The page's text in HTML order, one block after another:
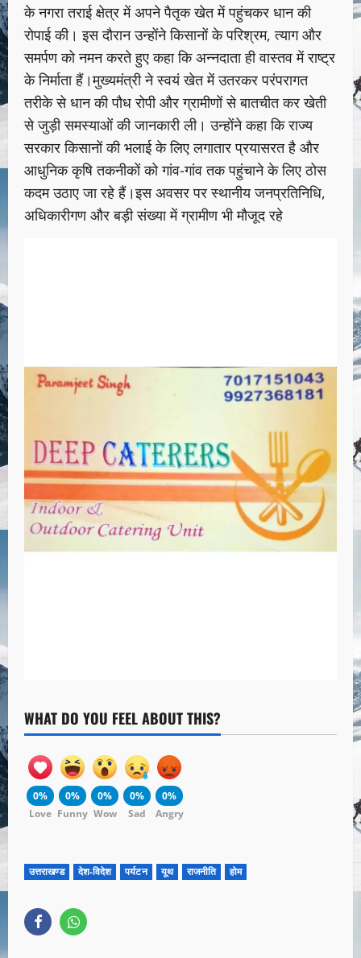
के नगरा तराई क्षेत्र में अपने पैतृक खेत में पहुंचकर धान की
रोपाई की। इस दौरान उन्होंने किसानों के परिश्रम, त्याग और
समर्पण को नमन करते हुए कहा कि अन्नदाता ही वास्तव में राष्ट्र
के निर्माता हैं।मुख्यमंत्री ने स्वयं खेत में उतरकर परंपरागत
तरीके से धान की पौध रोपी और ग्रामीणों से बातचीत कर खेती
से जुड़ी समस्याओं की जानकारी ली। उन्होंने कहा कि राज्य
सरकार किसानों की भलाई के लिए लगातार प्रयासरत है और
आधुनिक कृषि तकनीकों को गांव-गांव तक पहुंचाने के लिए ठोस
कदम उठाए जा रहे हैं।इस अवसर पर स्थानीय जनप्रतिनिधि,
अधिकारीगण और बड़ी संख्या में ग्रामीण भी मौजूद रहे
WHAT DO YOU FEEL ABOUT THIS?
0%
Love
0%
Funny
0%
Wow
0%
Sad
0%
Angry
उत्तराखण्ड देश-विदेश पर्यटन यूथ राजनीति होम